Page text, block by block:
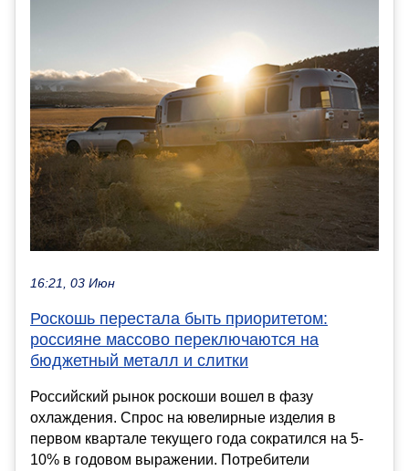
16:21, 03 Июн
Роскошь перестала быть приоритетом:
россияне массово переключаются на
бюджетный металл и слитки
Российский рынок роскоши вошел в фазу
охлаждения. Спрос на ювелирные изделия в
первом квартале текущего года сократился на 5-
10% в годовом выражении. Потребители